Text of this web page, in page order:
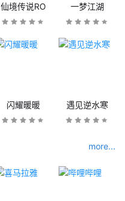
仙境传说RO 一梦江湖
闪耀暖暖 遇见逆水寒
more...